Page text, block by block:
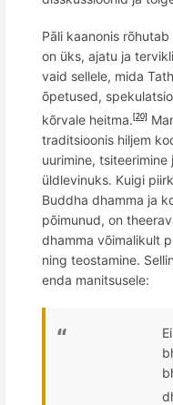
Pāli kaanonis
on üks, ajatu ja
vaid sellele, mida
õpetused,
kõrvale heitma. [20]
traditsioonis hiljem
uurimine,
üldlevinuks. Kuigi
Buddha dhamma ja
põimunud, on
dhamma võimalikult
ning teostamine.
enda manitsusele: